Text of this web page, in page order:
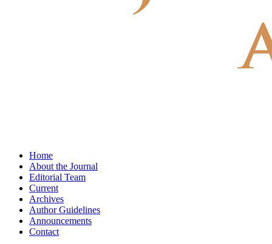
Home
About the Journal
Editorial Team
Current
Archives
Author Guidelines
Announcements
Contact